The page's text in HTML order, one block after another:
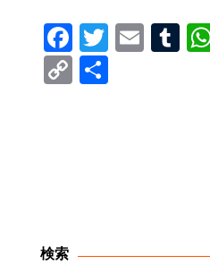
Facebook
Twitter
Copy
検索